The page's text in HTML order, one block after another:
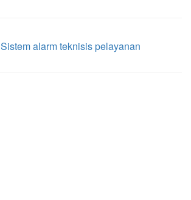
Sistem alarm teknisis pelayanan